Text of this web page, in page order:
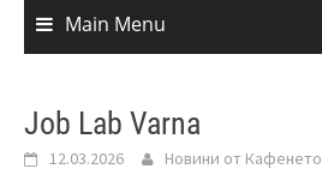
Main Menu
Job Lab Varna
12.03.2026 Новини от Кафенето